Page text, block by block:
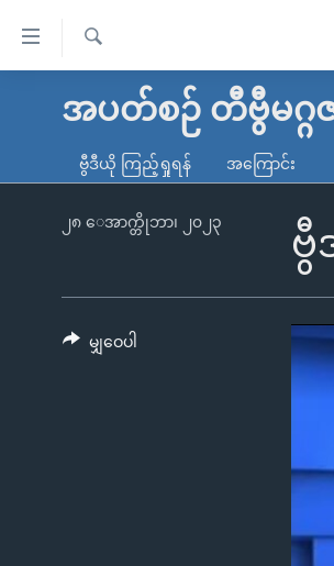
လွယ်ကူ
သည့်
မူလစာမျက်နှာ
ကမ္ဘာ့သတင်းများ
နိုင်ငံတကာ
တရုတ်
အစ္စရေး-ပါလက်စတိုင်း
ရပ်ဝန်းတခု လမ်းတခု အလွန်
အင်္ဂလိပ်စာလေ့လာမယ်
ရ
အပတ်စဉ် တီဗွီမဂ္ဂဇ
ဗွီဒီယို ကြည့်ရှုရန် အကြောင်း
ဗွီ
၂၈ ေအာက္တိုဘာ၊ ၂၀၂၃
မျှဝေပါ